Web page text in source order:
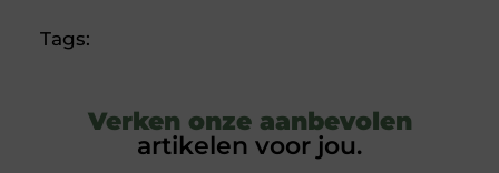
Tags:
Verken onze aanbevolen
artikelen voor jou.